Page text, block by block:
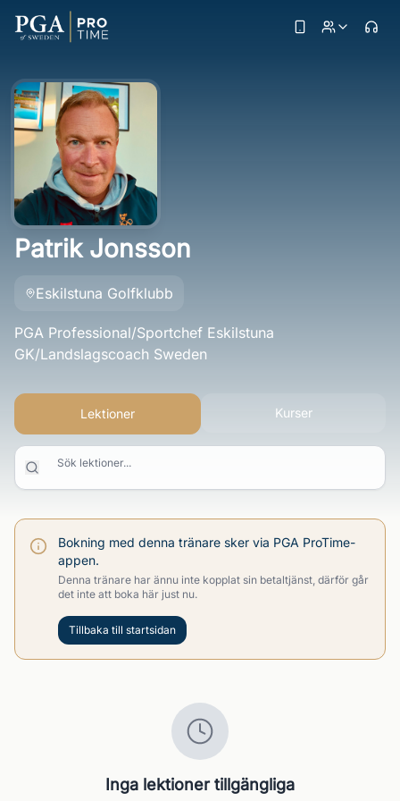
Patrik Jonsson
Eskilstuna Golfklubb
PGA Professional/Sportchef Eskilstuna
GK/Landslagscoach Sweden
Lektioner Kurser
Sök lektioner...
Bokning med denna tränare sker via PGA ProTime-
appen.
Denna tränare har ännu inte kopplat sin betaltjänst, därför går
det inte att boka här just nu.
Tillbaka till startsidan
Inga lektioner tillgängliga